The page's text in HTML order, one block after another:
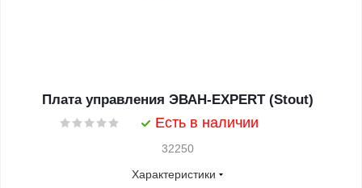
Плата управления ЭВАН-EXPERT (Stout)
Есть в наличии
32250
Характеристики